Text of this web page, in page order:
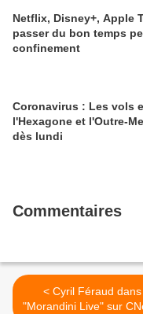
Netflix, Disney+, Apple
passer du bon temps
confinement
Coronavirus : Les vols
l'Hexagone et l'Outre-
dès lundi
Commentaires
< Cyril Féraud dans
"Morandini Live" sur